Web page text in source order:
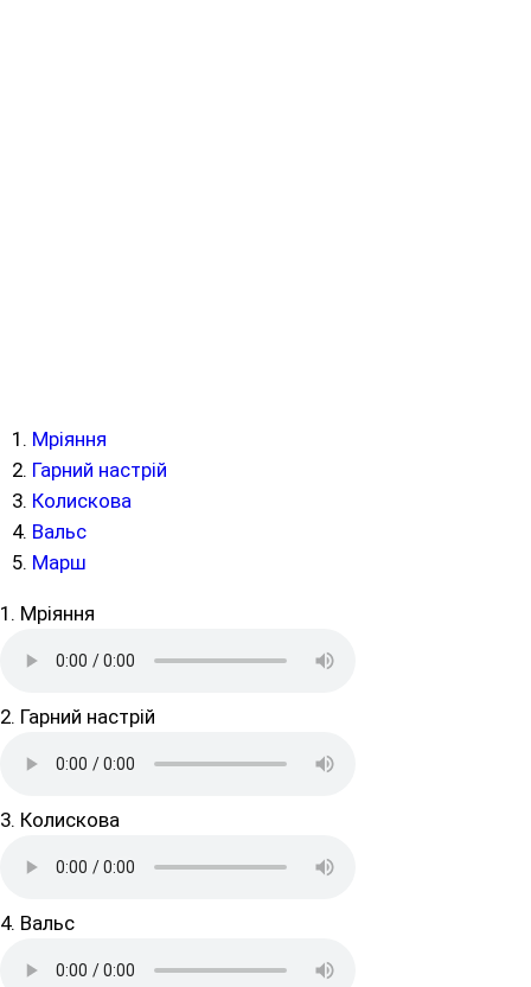
Мріяння
Гарний настрій
Колискова
Вальс
Марш
1. Мріяння
2. Гарний настрій
3. Колискова
4. Вальс